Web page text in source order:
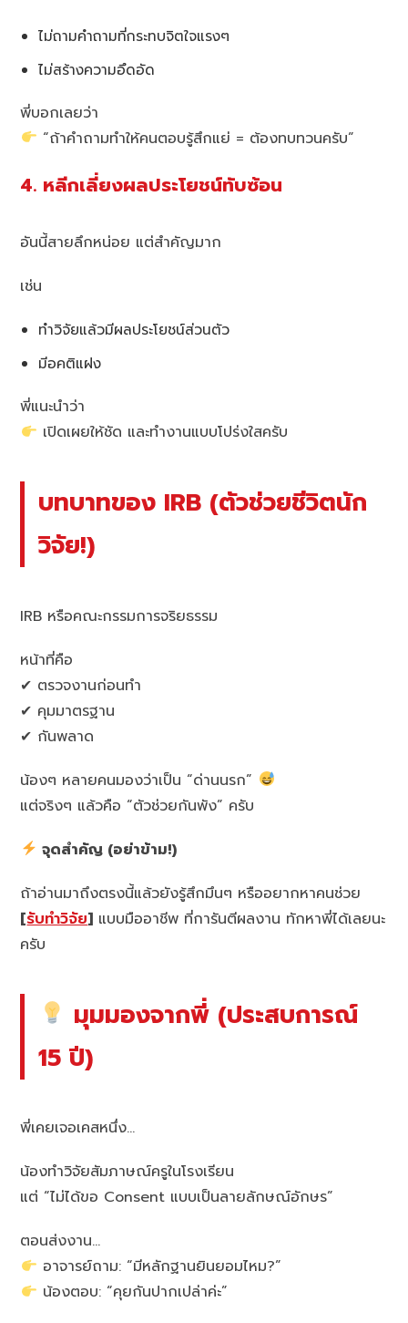
ไม่ถามคำถามที่กระทบจิตใจแรงๆ
ไม่สร้างความอึดอัด
พี่บอกเลยว่า
“ถ้าคำถามทำให้คนตอบรู้สึกแย่ = ต้องทบทวนครับ”
4. หลีกเลี่ยงผลประโยชน์ทับซ้อน
อันนี้สายลึกหน่อย แต่สำคัญมาก
เช่น
ทำวิจัยแล้วมีผลประโยชน์ส่วนตัว
มีอคติแฝง
พี่แนะนำว่า
เปิดเผยให้ชัด และทำงานแบบโปร่งใสครับ
บทบาทของ IRB (ตัวช่วยชีวิตนัก
วิจัย!)
IRB หรือคณะกรรมการจริยธรรม
หน้าที่คือ
✔ ตรวจงานก่อนทำ
✔ คุมมาตรฐาน
✔ กันพลาด
น้องๆ หลายคนมองว่าเป็น “ด่านนรก”
แต่จริงๆ แล้วคือ “ตัวช่วยกันพัง” ครับ
จุดสำคัญ (อย่าข้าม!)
ถ้าอ่านมาถึงตรงนี้แล้วยังรู้สึกมึนๆ หรืออยากหาคนช่วย
[รับทำวิจัย] แบบมืออาชีพ ที่การันตีผลงาน ทักหาพี่ได้เลยนะ
ครับ
มุมมองจากพี่ (ประสบการณ์
15 ปี)
พี่เคยเจอเคสหนึ่ง…
น้องทำวิจัยสัมภาษณ์ครูในโรงเรียน
แต่ “ไม่ได้ขอ Consent แบบเป็นลายลักษณ์อักษร”
ตอนส่งงาน…
อาจารย์ถาม: “มีหลักฐานยินยอมไหม?”
น้องตอบ: “คุยกันปากเปล่าค่ะ”